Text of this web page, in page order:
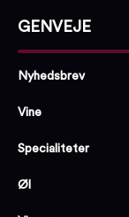
GENVEJE
Nyhedsbrev
Vine
Specialiteter
Øl